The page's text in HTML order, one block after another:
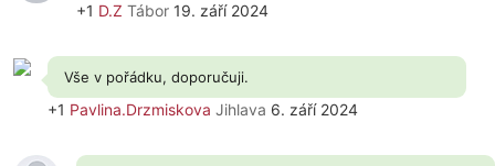
+1 D.Z Tábor 19. září 2024
Vše v pořádku, doporučuji.
+1 Pavlina.Drzmiskova Jihlava 6. září 2024